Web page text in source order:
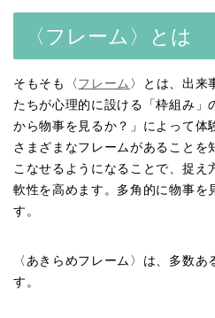
〈フレーム〉とは
そもそも〈 フレーム 〉とは、出来
たちが心理的に設ける「枠組み」
から物事を見るか？」によって体
さまざまなフレームがあることを
こなせるようになることで、捉え
軟性を高めます。多角的に物事を
す。
〈あきらめフレーム〉は、多数
す。